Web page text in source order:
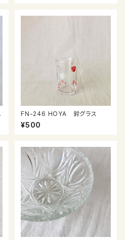
FN-246 HOYA 鈴グラス
¥500